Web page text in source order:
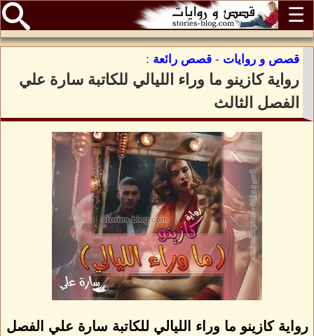
☰
قصص و روايات - قصص رائعة :
رواية كازينو ما وراء الليالي للكاتبة سارة علي
الفصل الثالث
رواية كازينو ما وراء الليالي للكاتبة سارة علي الفصل